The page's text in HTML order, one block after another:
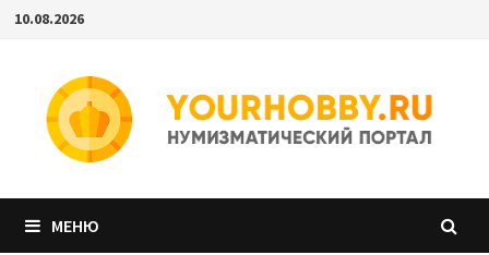
Перейти
содержимому
10.08.2026
МЕНЮ